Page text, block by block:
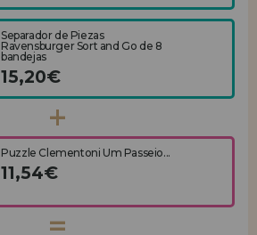
Separador de Piezas
Ravensburger Sort and Go de 8
bandejas
15,20€
Puzzle Clementoni Um Passeio...
11,54€